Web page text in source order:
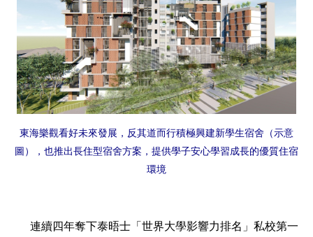
東海樂觀看好未來發展，反其道而行積極興建新學生宿舍（示意
圖），也推出長住型宿舍方案，提供學子安心學習成長的優質住宿
環境
連續四年奪下泰晤士「世界大學影響力排名」私校第一